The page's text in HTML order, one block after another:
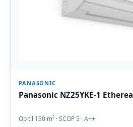
PANASONIC
Panasonic NZ25YKE-1 Etherea
Op til 130 m² · SCOP 5 · A++